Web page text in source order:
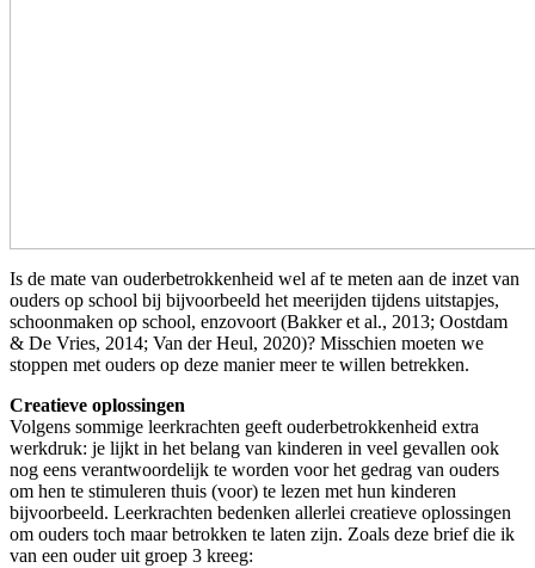
Is de mate van ouderbetrokkenheid wel af te meten aan de inzet van
ouders op school bij bijvoorbeeld het meerijden tijdens uitstapjes,
schoonmaken op school, enzovoort (Bakker et al., 2013; Oostdam
& De Vries, 2014; Van der Heul, 2020)? Misschien moeten we
stoppen met ouders op deze manier meer te willen betrekken.
Creatieve oplossingen
Volgens sommige leerkrachten geeft ouderbetrokkenheid extra
werkdruk: je lijkt in het belang van kinderen in veel gevallen ook
nog eens verantwoordelijk te worden voor het gedrag van ouders
om hen te stimuleren thuis (voor) te lezen met hun kinderen
bijvoorbeeld. Leerkrachten bedenken allerlei creatieve oplossingen
om ouders toch maar betrokken te laten zijn. Zoals deze brief die ik
van een ouder uit groep 3 kreeg: